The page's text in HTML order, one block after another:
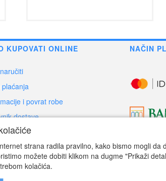
KUPOVATI ONLINE NAČIN
plaćanja
i povrat robe
dostave
za povrat robe
servisistrana radila pravilno, kako bismo mogli
možete dobiti klikom na dugme "Prikaži
kolačića.